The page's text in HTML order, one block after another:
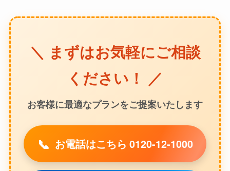
＼ まずはお気軽にご相談
ください！ ／
お客様に最適なプランをご提案いたします
📞 お電話はこちら 0120-12-1000